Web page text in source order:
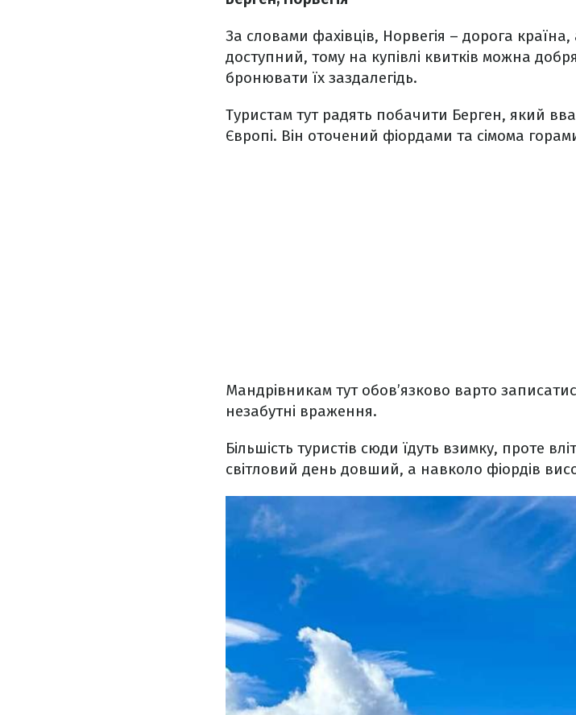
За словами фахівців, Норвегія – дорога
доступний, тому на купівлі квитків можна
бронювати їх заздалегідь.
Туристам тут радять побачити Берген, який
Європі. Він оточений фіордами та сімома
Мандрівникам тут обов’язково варто
незабутні враження.
Більшість туристів сюди їдуть взимку, проте
світловий день довший, а навколо фіордів